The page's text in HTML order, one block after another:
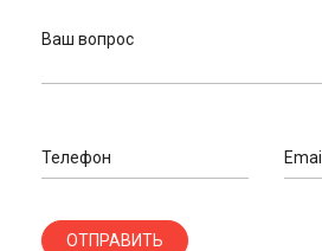
Ваш вопрос
Телефон Email
ОТПРАВИТЬ